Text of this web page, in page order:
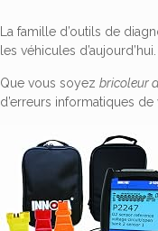
La famille d’outils de
les véhicules d’aujourd’hui.
Que vous soyezbricoleur
d’erreurs informatiques de